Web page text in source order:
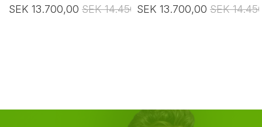
SEK 13.700,00 SEK 14.450,00SEK 13.700,00 SEK